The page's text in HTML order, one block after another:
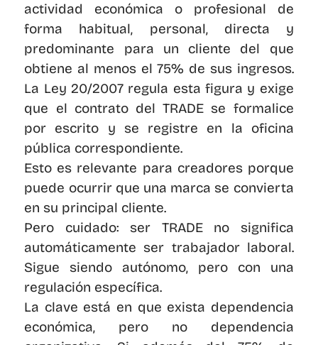
actividad económica o profesional de
forma habitual, personal, directa y
predominante para un cliente del que
obtiene al menos el 75% de sus ingresos.
La Ley 20/2007 regula esta figura y exige
que el contrato del TRADE se formalice
por escrito y se registre en la oficina
pública correspondiente.
Esto es relevante para creadores porque
puede ocurrir que una marca se convierta
en su principal cliente.
Pero cuidado: ser TRADE no significa
automáticamente ser trabajador laboral.
Sigue siendo autónomo, pero con una
regulación específica.
La clave está en que exista dependencia
económica, pero no dependencia